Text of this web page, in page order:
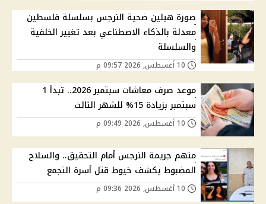
صورة هيلين ضحية النرجس بسلسلة فلسطين
معدلة بالذكاء الاصطناعي بعد تغيير الخلفية
والسلسلة
موعد صرف معاشات سبتمبر 2026.. تبدأ 1
سبتمبر بزيادة 15% للشهر الثالث
متهم جريمة النرجس أمام التحقيق.. والسلاح
المضبوط يكشف خيوط قتل أسرة التجمع